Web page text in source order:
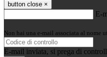
button close ×
E-
Non hai una e-mail associata al nome
E-mail inviata, si prega di